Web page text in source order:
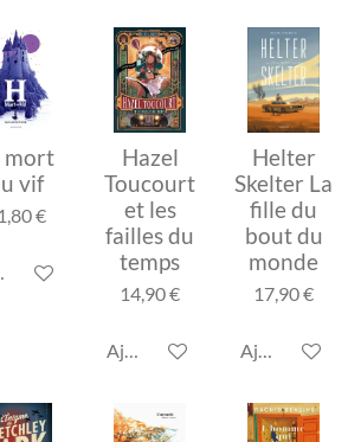
mort
vif
€
au panier
Hazel
Toucourt
et les
failles du
temps
14,90 €
Ajouter au panier
Helter
Skelter La
fille du
bout du
monde
17,90 €
Ajouter au